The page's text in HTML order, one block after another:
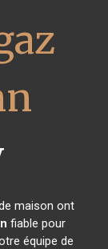
maison ont
fiable pour
équipe de